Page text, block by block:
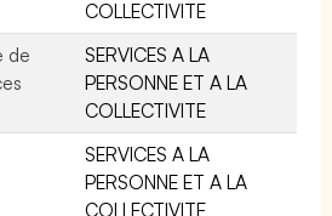
COLLECTIVITE
de
SERVICES A LA
PERSONNE ET A LA
COLLECTIVITE
SERVICES A LA
PERSONNE ET A LA
COLLECTIVITE